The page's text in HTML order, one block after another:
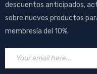
descuentos anticipados,
sobre nuevos productos
membresía del 10%.